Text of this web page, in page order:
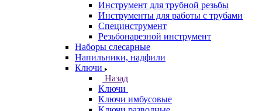
Инструмент для трубной резьбы
Инструменты для работы с трубами
Специнструмент
Резьбонарезной инструмент
Наборы слесарные
Напильники, надфили
Ключи
Назад
Ключи
Ключи имбусовые